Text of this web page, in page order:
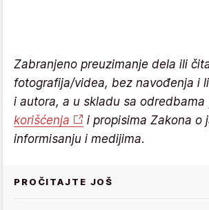
Zabranjeno preuzimanje dela ili
fotografija/videa, bez navođenja i
i autora, a u skladu sa odredbama
korišćenja
i propisima Zakona o
informisanju i medijima.
PROČITAJTE JOŠ